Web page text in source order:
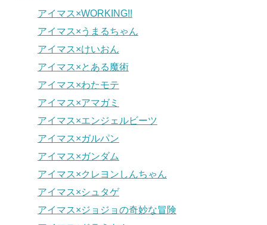
アイマス×WORKING!!
アイマス×うまるちゃん
アイマス×けいおん
アイマス×とある魔術
アイマス×わたモテ
アイマス×アマガミ
アイマス×エンジェルビーツ
アイマス×ガルパン
アイマス×ガンダム
アイマス×クレヨンしんちゃん
アイマス×シュタゲ
アイマス×ジョジョの奇妙な冒険